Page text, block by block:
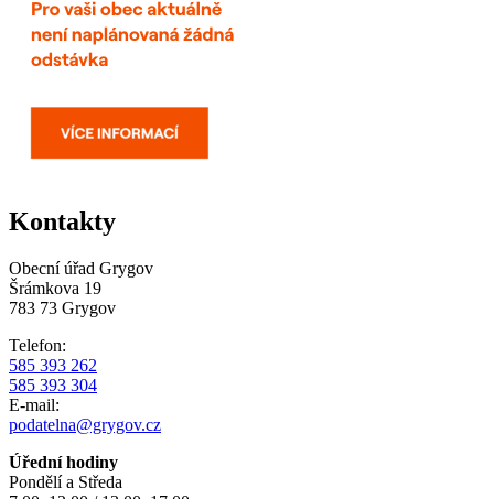
Kontakty
Obecní úřad Grygov
Šrámkova 19
783 73 Grygov
Telefon:
585 393 262
585 393 304
E-mail:
podatelna@grygov.cz
Úřední hodiny
Pondělí a Středa